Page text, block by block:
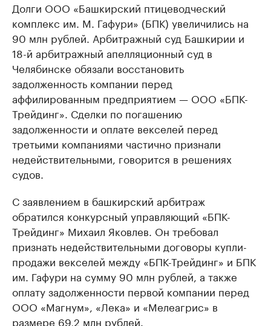
Долги ООО «Башкирский птицеводческий
комплекс им. М. Гафури» (БПК) увеличились на
90 млн рублей. Арбитражный суд Башкирии и
18-й арбитражный апелляционный суд в
Челябинске обязали восстановить
задолженность компании перед
аффилированным предприятием — ООО «БПК-
Трейдинг». Сделки по погашению
задолженности и оплате векселей перед
третьими компаниями частично признали
недействительными, говорится в решениях
судов.
С заявлением в башкирский арбитраж
обратился конкурсный управляющий «БПК-
Трейдинг» Михаил Яковлев. Он требовал
признать недействительными договоры купли-
продажи векселей между «БПК-Трейдинг» и БПК
им. Гафури на сумму 90 млн рублей, а также
оплату задолженности первой компании перед
ООО «Магнум», «Лека» и «Мелеагрис» в
размере 69,2 млн рублей.